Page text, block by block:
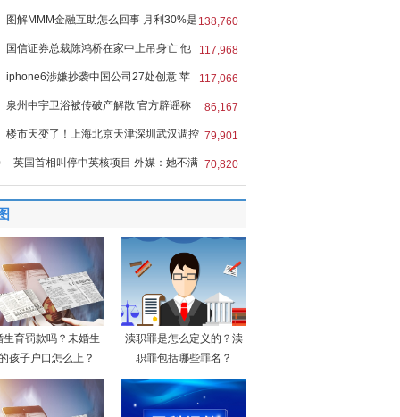
138,760
图解MMM金融互助怎么回事 月利30%是
117,968
国信证券总裁陈鸿桥在家中上吊身亡 他
117,066
iphone6涉嫌抄袭中国公司27处创意 苹
86,167
泉州中宇卫浴被传破产解散 官方辟谣称
79,901
楼市天变了！上海北京天津深圳武汉调控
70,820
英国首相叫停中英核项目 外媒：她不满
生育罚款吗？未婚生
孩子户口怎么上？
渎职罪是怎么定义的？渎
职罪包括哪些罪名？